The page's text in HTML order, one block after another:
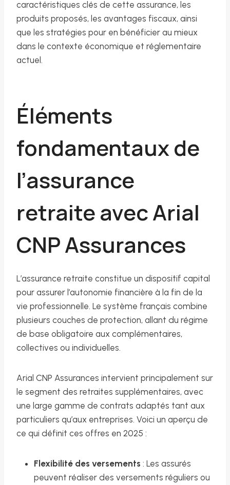
caractéristiques clés de cette assurance, les
produits proposés, les avantages fiscaux, ainsi
que les stratégies pour en bénéficier au mieux
dans le contexte économique et réglementaire
actuel.
Éléments
fondamentaux de
l’assurance
retraite avec Arial
CNP Assurances
L’assurance retraite constitue un dispositif capital
pour assurer l’autonomie financière à la fin de la
vie professionnelle. Le système français combine
plusieurs couches de protection, allant du régime
de base obligatoire aux complémentaires,
collectives ou individuelles.
Arial CNP Assurances intervient principalement sur
le segment des retraites supplémentaires, avec
une large gamme de contrats adaptés tant aux
particuliers qu’aux entreprises. Voici un aperçu de
ce qui définit ces offres en 2025 :
Flexibilité des versements : Les assurés
peuvent réaliser des versements réguliers ou